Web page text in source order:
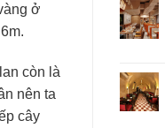
ở
còn là
nên ta
cây